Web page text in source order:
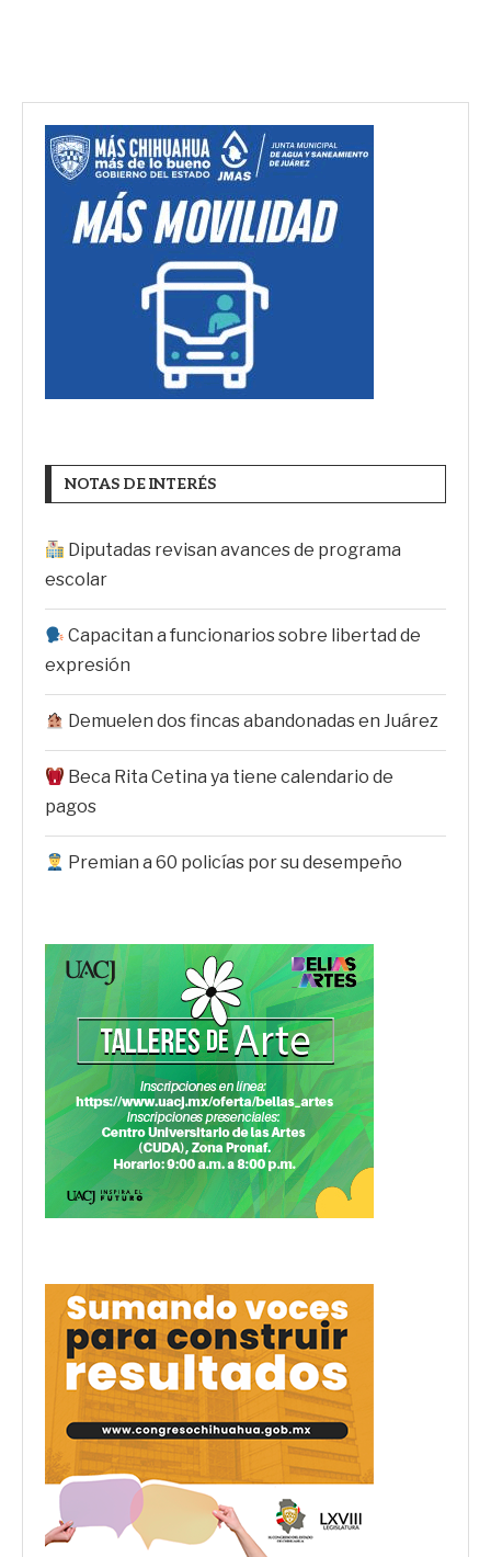
NOTAS DE INTERÉS
Diputadas revisan avances de programa
escolar
Capacitan a funcionarios sobre libertad de
expresión
Demuelen dos fincas abandonadas en Juárez
Beca Rita Cetina ya tiene calendario de
pagos
Premian a 60 policías por su desempeño